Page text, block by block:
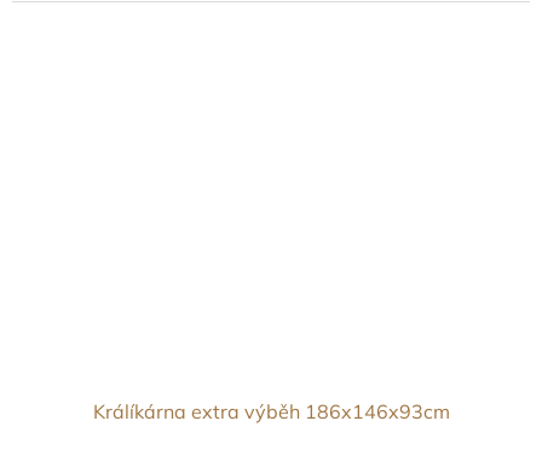
Králíkárna extra výběh 186x146x93cm